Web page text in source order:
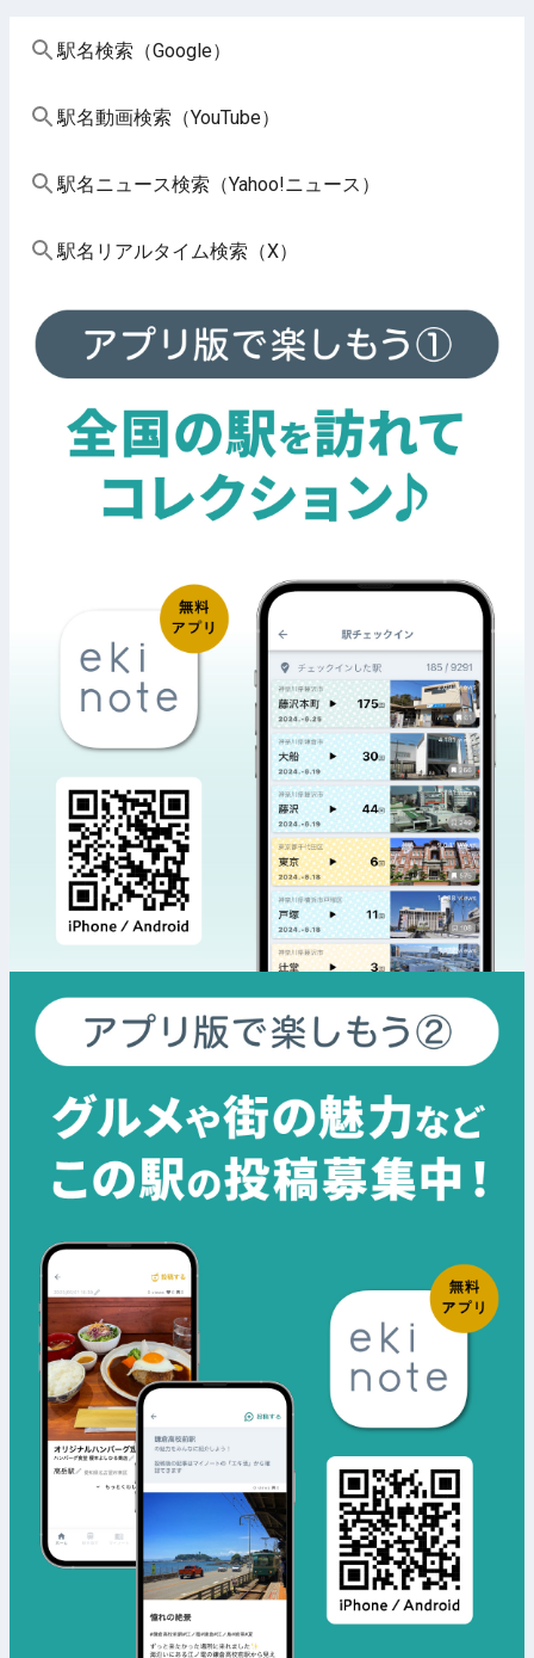
駅名検索（Google）
駅名動画検索（YouTube）
駅名ニュース検索（Yahoo!ニュース）
駅名リアルタイム検索（X）